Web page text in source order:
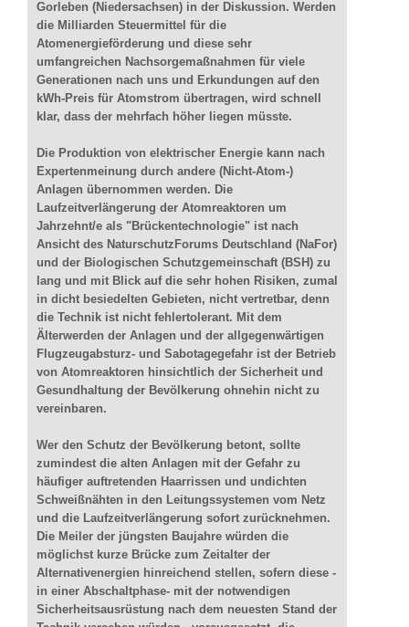
Gorleben (Niedersachsen) in der Diskussion. Werden
die Milliarden Steuermittel für die
Atomenergieförderung und diese sehr
umfangreichen Nachsorgemaßnahmen für viele
Generationen nach uns und Erkundungen auf den
kWh-Preis für Atomstrom übertragen, wird schnell
klar, dass der mehrfach höher liegen müsste.
Die Produktion von elektrischer Energie kann nach
Expertenmeinung durch andere (Nicht-Atom-)
Anlagen übernommen werden. Die
Laufzeitverlängerung der Atomreaktoren um
Jahrzehnt/e als "Brückentechnologie" ist nach
Ansicht des NaturschutzForums Deutschland (NaFor)
und der Biologischen Schutzgemeinschaft (BSH) zu
lang und mit Blick auf die sehr hohen Risiken, zumal
in dicht besiedelten Gebieten, nicht vertretbar, denn
die Technik ist nicht fehlertolerant. Mit dem
Älterwerden der Anlagen und der allgegenwärtigen
Flugzeugabsturz- und Sabotagegefahr ist der Betrieb
von Atomreaktoren hinsichtlich der Sicherheit und
Gesundhaltung der Bevölkerung ohnehin nicht zu
vereinbaren.
Wer den Schutz der Bevölkerung betont, sollte
zumindest die alten Anlagen mit der Gefahr zu
häufiger auftretenden Haarrissen und undichten
Schweißnähten in den Leitungssystemen vom Netz
und die Laufzeitverlängerung sofort zurücknehmen.
Die Meiler der jüngsten Baujahre würden die
möglichst kurze Brücke zum Zeitalter der
Alternativenergien hinreichend stellen, sofern diese -
in einer Abschaltphase- mit der notwendigen
Sicherheitsausrüstung nach dem neuesten Stand der